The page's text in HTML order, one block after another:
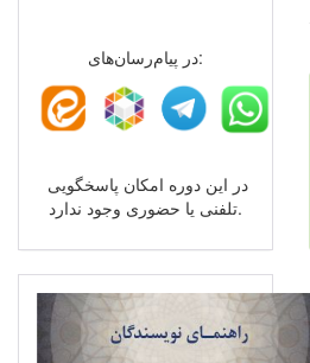
در پیام‌رسان‌های:
تلفنی یا حضوری وجود ندارد.